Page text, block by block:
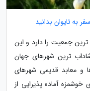
به تایوان بدانید
ترین جمعیت را دارد و این
ترین شهرهای جهان
و معابد قدیمی شهرهای
آماده پذیرایی از